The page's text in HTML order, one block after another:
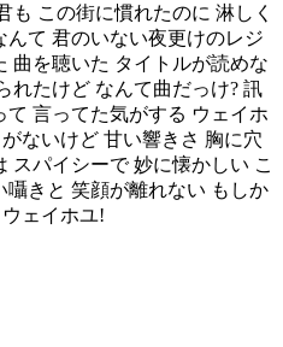
も この街に慣れたのに 淋しく
て 君のいない夜更けのレジ
曲を聴いた タイトルが読めな
れたけど なんて曲だっけ? 訊
て 言ってた気がする ウェイホ
ないけど 甘い響きさ 胸に穴
スパイシーで 妙に懐かしい こ
きと 笑顔が離れない もしか
ェイホユ!